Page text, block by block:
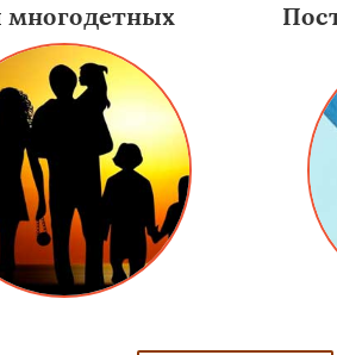
многодетных